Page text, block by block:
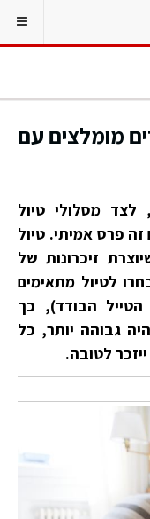
מומלצים עם
מסלולי טיול
זה פרס אמיתי. טיול
זיכרונות של
לטיול מתאימים
הבודד), כך
גבוהה יותר, כל
לטובה.